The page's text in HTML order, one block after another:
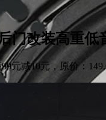
门改装高重低
元减10元，原价：